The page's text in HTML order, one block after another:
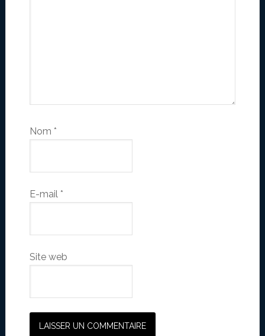
Nom *
E-mail *
Site web